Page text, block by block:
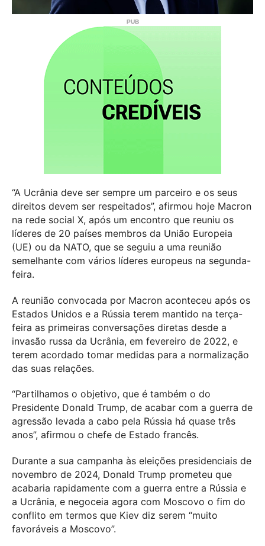
“A Ucrânia deve ser sempre um parceiro e os seus
direitos devem ser respeitados”, afirmou hoje Macron
na rede social X, após um encontro que reuniu os
líderes de 20 países membros da União Europeia
(UE) ou da NATO, que se seguiu a uma reunião
semelhante com vários líderes europeus na segunda-
feira.
A reunião convocada por Macron aconteceu após os
Estados Unidos e a Rússia terem mantido na terça-
feira as primeiras conversações diretas desde a
invasão russa da Ucrânia, em fevereiro de 2022, e
terem acordado tomar medidas para a normalização
das suas relações.
“Partilhamos o objetivo, que é também o do
Presidente Donald Trump, de acabar com a guerra de
agressão levada a cabo pela Rússia há quase três
anos”, afirmou o chefe de Estado francês.
Durante a sua campanha às eleições presidenciais de
novembro de 2024, Donald Trump prometeu que
acabaria rapidamente com a guerra entre a Rússia e
a Ucrânia, e negoceia agora com Moscovo o fim do
conflito em termos que Kiev diz serem “muito
favoráveis a Moscovo”.